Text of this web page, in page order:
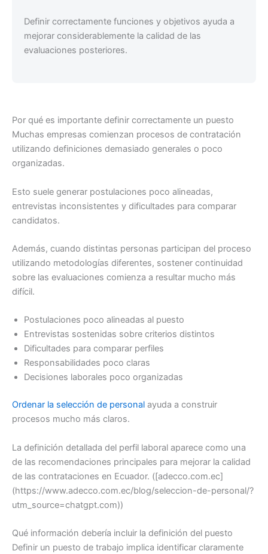
Definir correctamente funciones y objetivos ayuda a
mejorar considerablemente la calidad de las
evaluaciones posteriores.
Por qué es importante definir correctamente un puesto
Muchas empresas comienzan procesos de contratación
utilizando definiciones demasiado generales o poco
organizadas.
Esto suele generar postulaciones poco alineadas,
entrevistas inconsistentes y dificultades para comparar
candidatos.
Además, cuando distintas personas participan del proceso
utilizando metodologías diferentes, sostener continuidad
sobre las evaluaciones comienza a resultar mucho más
difícil.
Postulaciones poco alineadas al puesto
Entrevistas sostenidas sobre criterios distintos
Dificultades para comparar perfiles
Responsabilidades poco claras
Decisiones laborales poco organizadas
Ordenar la selección de personal ayuda a construir
procesos mucho más claros.
La definición detallada del perfil laboral aparece como una
de las recomendaciones principales para mejorar la calidad
de las contrataciones en Ecuador. ([adecco.com.ec]
(https://www.adecco.com.ec/blog/seleccion-de-personal/?
utm_source=chatgpt.com))
Qué información debería incluir la definición del puesto
Definir un puesto de trabajo implica identificar claramente